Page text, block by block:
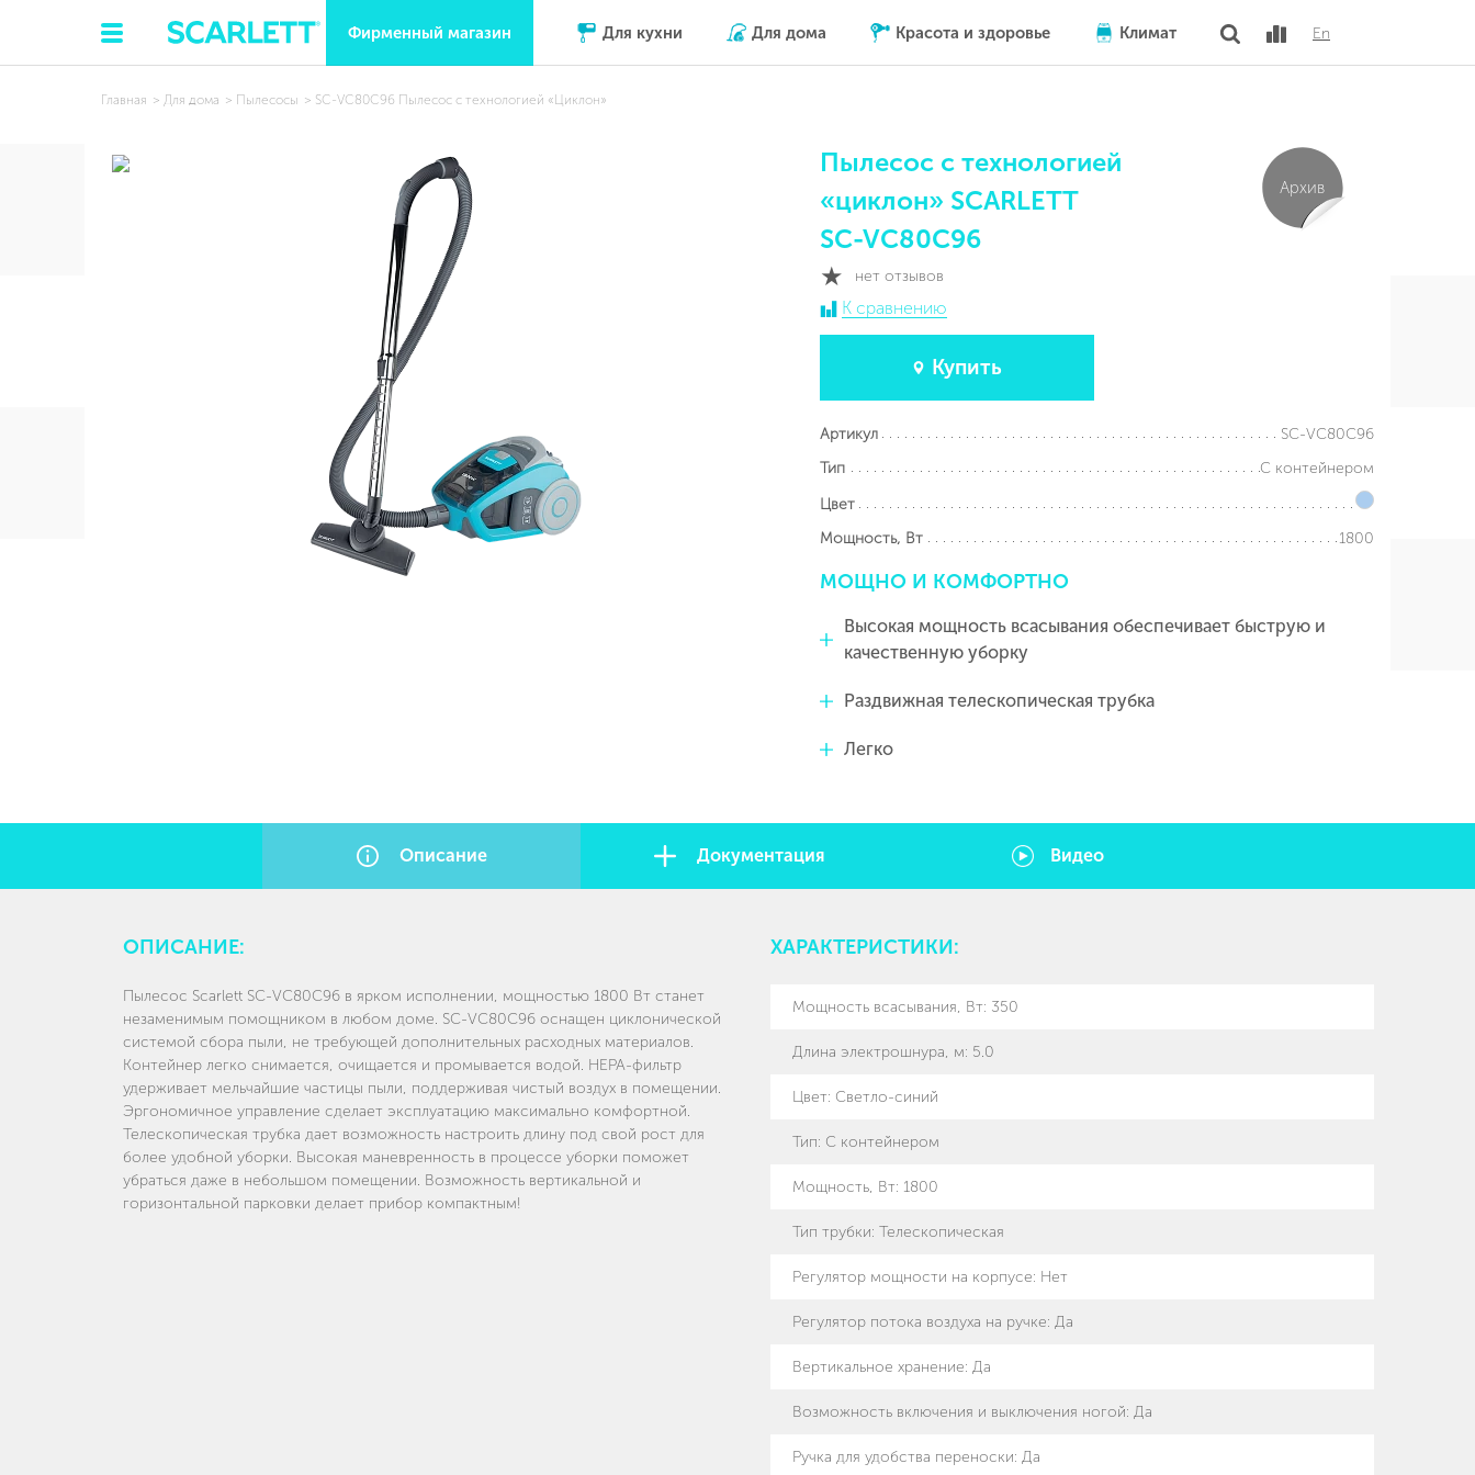
Фирменный магазин Для кухни Для дома Красота и здоровье Климат En
Главная Для дома Пылесосы SC-VC80C96 Пылесос с технологией «Циклон»
Пылесос с технологией
«циклон» SCARLETT
SC-VC80C96
нет отзывов
К сравнению
Купить
Архив
Артикул
SC-VC80C96
Тип
С контейнером
Цвет
Мощность, Вт
1800
МОЩНО И КОМФОРТНО
Высокая мощность всасывания обеспечивает быструю и
качественную уборку
Раздвижная телескопическая трубка
Легко
Описание Документация Видео
ОПИСАНИЕ:
Пылесос Scarlett SC-VC80С96 в ярком исполнении, мощностью 1800 Вт станет
незаменимым помощником в любом доме. SC-VC80С96 оснащен циклонической
системой сбора пыли, не требующей дополнительных расходных материалов.
Контейнер легко снимается, очищается и промывается водой. HEPA-фильтр
удерживает мельчайшие частицы пыли, поддерживая чистый воздух в помещении.
Эргономичное управление сделает эксплуатацию максимально комфортной.
Телескопическая трубка дает возможность настроить длину под свой рост для
более удобной уборки. Высокая маневренность в процессе уборки поможет
убраться даже в небольшом помещении. Возможность вертикальной и
горизонтальной парковки делает прибор компактным!
ХАРАКТЕРИСТИКИ:
Мощность всасывания, Вт: 350
Длина электрошнура, м: 5.0
Цвет: Светло-синий
Тип: С контейнером
Мощность, Вт: 1800
Тип трубки: Телескопическая
Регулятор мощности на корпусе: Нет
Регулятор потока воздуха на ручке: Да
Вертикальное хранение: Да
Возможность включения и выключения ногой: Да
Ручка для удобства переноски: Да